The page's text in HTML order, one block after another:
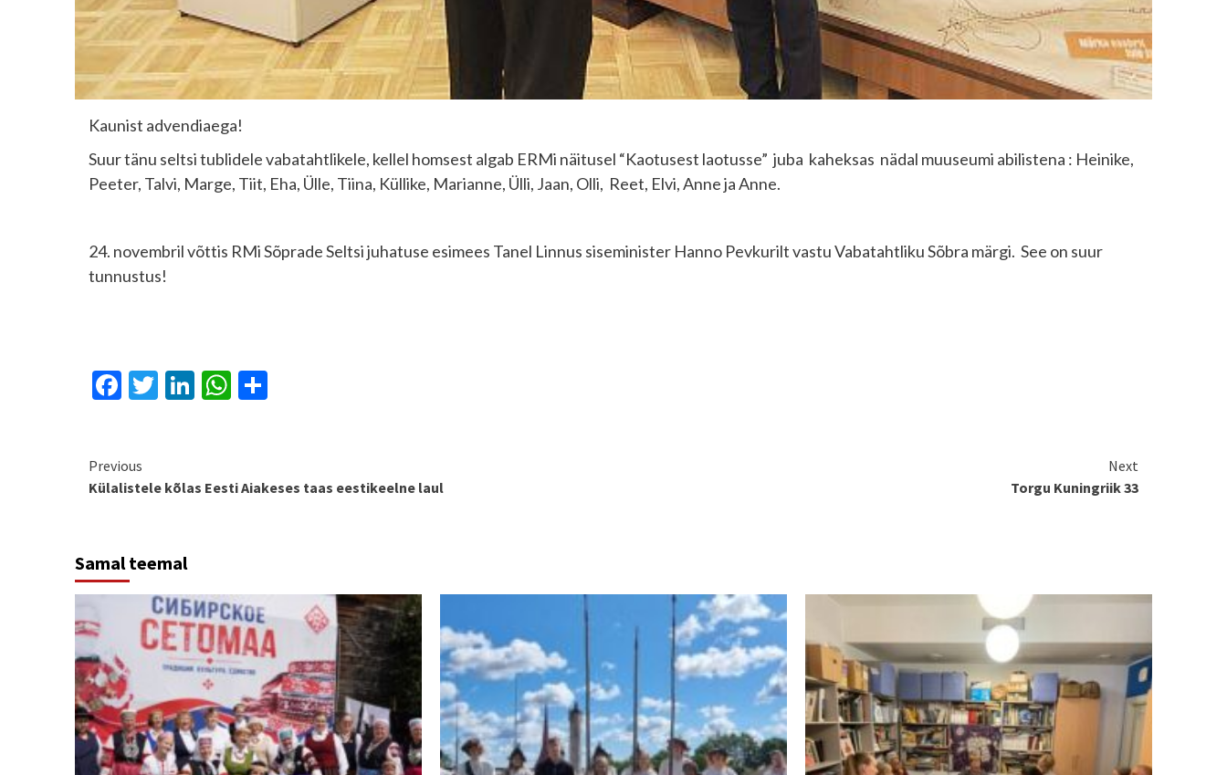
Kaunist advendiaega!
Suur tänu seltsi tublidele vabatahtlikele, kellel homsest algab ERMi näitusel “Kaotusest laotusse” juba kaheksas nädal muuseumi abilistena : Heinike,
Peeter, Talvi, Marge, Tiit, Eha, Ülle, Tiina, Küllike, Marianne, Ülli, Jaan, Olli, Reet, Elvi, Anne ja Anne.
24. novembril võttis RMi Sõprade Seltsi juhatuse esimees Tanel Linnus siseminister Hanno Pevkurilt vastu Vabatahtliku Sõbra märgi. See on suur
tunnustus!
Facebook
Twitter
LinkedIn
WhatsApp
Continue
Reading
Previous
Külalistele kõlas Eesti Aiakeses taas eestikeelne laul
Next
Torgu Kuningriik 33
Samal teemal